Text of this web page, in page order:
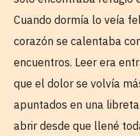
Cuando dormía lo veía
corazón se calentaba
encuentros. Leer era
que el dolor se volvía
apuntados en una
abrir desde que llené